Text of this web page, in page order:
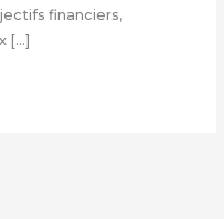
financiers,
[…]